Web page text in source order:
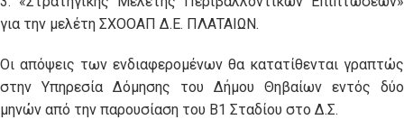
για την μελέτη ΣΧΟΟΑΠ Δ.Ε. ΠΛΑΤΑΙΩΝ.
Οι απόψεις των ενδιαφερομένων θα κατατίθενται γραπτώς
στην Υπηρεσία Δόμησης του Δήμου Θηβαίων εντός δύο
μηνών από την παρουσίαση του Β1 Σταδίου στο Δ.Σ.